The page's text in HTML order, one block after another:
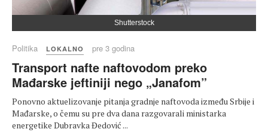
Shutterstock
Politika LOKALNO pre 3 godina
Transport nafte naftovodom preko
Mađarske jeftiniji nego „Janafom”
Ponovno aktuelizovanje pitanja gradnje naftovoda između Srbije i
Mađarske, o čemu su pre dva dana razgovarali ministarka
energetike Dubravka Đedović ...